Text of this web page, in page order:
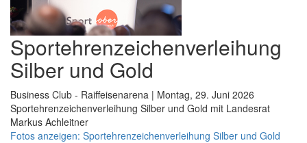
Sportehrenzeichenverleihung
Silber und Gold
Business Club - Raiffeisenarena | Montag, 29. Juni 2026
Sportehrenzeichenverleihung Silber und Gold mit Landesrat
Markus Achleitner
Fotos anzeigen: Sportehrenzeichenverleihung Silber und Gold